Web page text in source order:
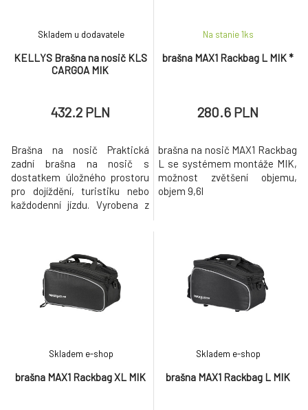
KELLYS Brašna na nosič KLS
CARGOA MIK
Skladem u dodavatele
432.2 PLN
Brašna na nosič Praktická
zadní brašna na nosič s
dostatkem úložného prostoru
pro dojíždění, turistiku nebo
každodenní jízdu. Vyrobena z
ideální na přepravu výbavy,
oblečení nebo nákupu. Klíčové
vlastnosti: Typ: Zadní brašna
na nosič Materiál: Odolný
brašna MAX1 Rackbag L MIK *
Na stanie 1ks
280.6 PLN
brašna na nosič MAX1 Rackbag
L se systémem montáže MIK,
možnost zvětšení objemu,
objem 9,6l
brašna MAX1 Rackbag XL MIK
Skladem e-shop
brašna MAX1 Rackbag L MIK
Skladem e-shop